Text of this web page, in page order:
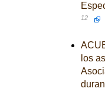
12
los